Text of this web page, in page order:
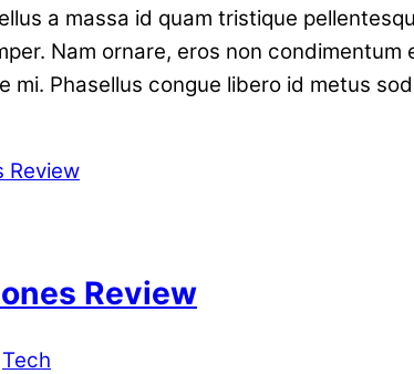
a massa id quam tristique
Nam ornare, eros non
mi. Phasellus congue libero id metus
Review
Tech